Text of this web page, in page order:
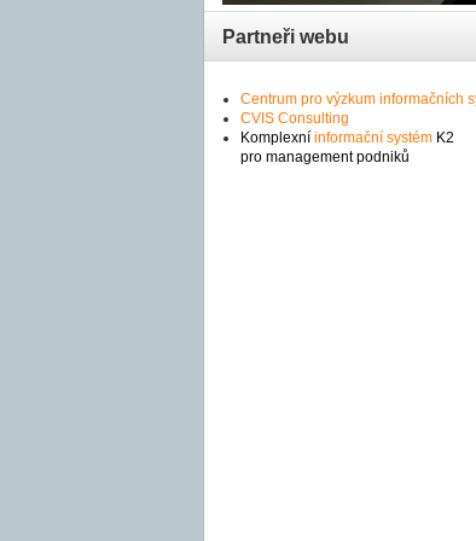
Partneři webu
Centrum pro výzkum informačních
CVIS Consulting
Komplexní informační systém K2
pro management podniků